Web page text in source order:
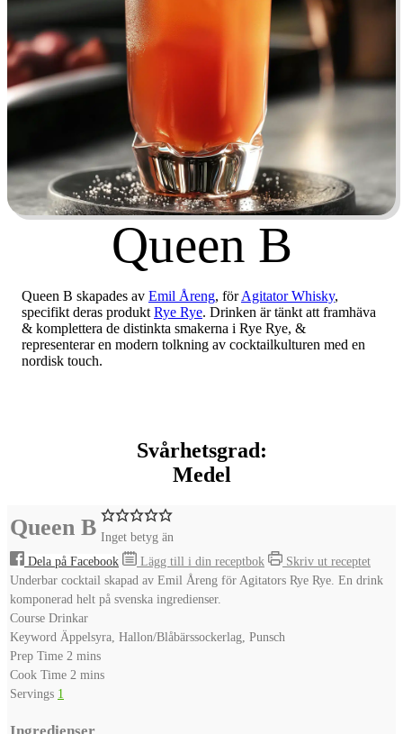
Queen B
Queen B skapades av Emil Åreng, förAgitator Whisky,
specifikt deras produkt Rye Rye. Drinken är tänkt att framhäva
& komplettera de distinkta smakerna i Rye Rye, &
representerar en modern tolkning av cocktailkulturen med en
nordisk touch.
Svårhetsgrad:
Medel
Queen B Inget betyg än
Dela på Facebook
Lägg till i din receptbok
Skriv ut receptet
Underbar cocktail skapad av Emil Åreng för Agitators Rye Rye. En drink
komponerad helt på svenska ingredienser.
Course Drinkar
Keyword Äppelsyra, Hallon/Blåbärssockerlag, Punsch
Prep Time 2 minutes
mins
Cook Time 2 minutes
mins
Servings 1